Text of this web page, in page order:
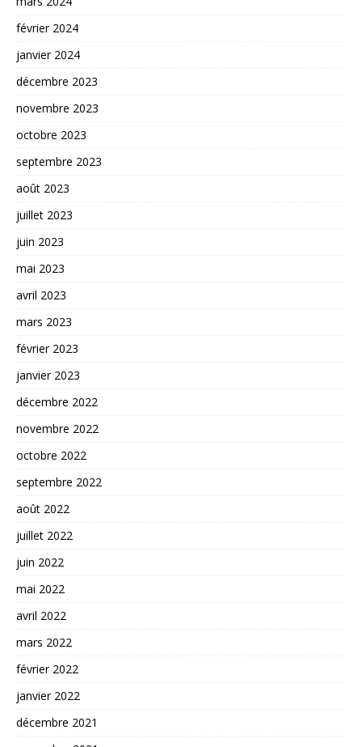
février 2024
janvier 2024
décembre 2023
novembre 2023
octobre 2023
septembre 2023
août 2023
juillet 2023
juin 2023
mai 2023
avril 2023
mars 2023
février 2023
janvier 2023
décembre 2022
novembre 2022
octobre 2022
septembre 2022
août 2022
juillet 2022
juin 2022
mai 2022
avril 2022
mars 2022
février 2022
janvier 2022
décembre 2021